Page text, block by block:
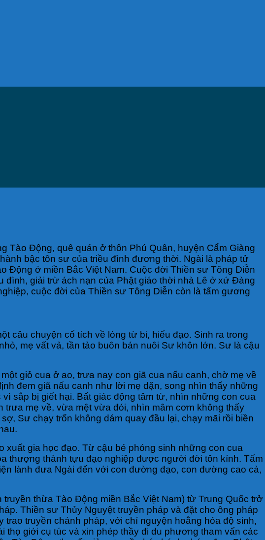
Tào Động, quê quán ở thôn Phú Quân, huyện Cẩm Giàng
bậc tôn sư của triều đình đương thời. Ngài là pháp tử
Động ở miền Bắc Việt Nam. Cuộc đời Thiền sư Tông Diễn
giải trừ ách nạn của Phật giáo thời nhà Lê ở xứ Đàng
cuộc đời của Thiền sư Tông Diễn còn là tấm gương
câu chuyện cổ tích về lòng từ bi, hiếu đạo. Sinh ra trong
mẹ vất vả, tần tảo buôn bán nuôi Sư khôn lớn. Sư là cậu
giỏ cua ở ao, trưa nay con giã cua nấu canh, chờ mẹ về
đem giã nấu canh như lời mẹ dặn, song nhìn thấy những
sắp bị giết hại. Bất giác động tâm từ, nhìn những con cua
mẹ về, vừa mệt vừa đói, nhìn mâm cơm không thấy
Sư chạy trốn không dám quay đầu lại, chạy mãi rồi biền
gia học đạo. Từ cậu bé phóng sinh những con cua
thượng thành tựu đạo nghiệp được người đời tôn kính. Tấm
lành đưa Ngài đến với con đường đạo, con đường cao cả,
thừa Tào Động miền Bắc Việt Nam) từ Trung Quốc trở
Thiền sư Thủy Nguyệt truyền pháp và đặt cho ông pháp
truyền chánh pháp, với chí nguyện hoằng hóa độ sinh,
thọ giới cụ túc và xin phép thầy đi du phương tham vấn các